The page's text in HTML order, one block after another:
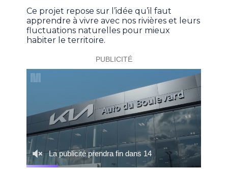
Ce projet repose sur l’idée qu’il faut
apprendre à vivre avec nos rivières et leurs
fluctuations naturelles pour mieux
habiter le territoire.